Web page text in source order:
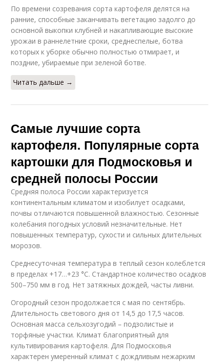
По времени созревания сорта картофеля делятся на
ранние, способные заканчивать вегетацию задолго до
основной выкопки клубней и накапливающие высокие
урожаи в раннелетние сроки, среднеспелые, ботва
которых к уборке обычно полностью отмирает, и
поздние, убираемые при зеленой ботве.
Читать дальше →
Самые лучшие сорта
картофеля. Популярные сорта
картошки для Подмосковья и
средней полосы России
Средняя полоса России характеризуется
континентальным климатом и изобилует осадками,
почвы отличаются повышенной влажностью. Сезонные
колебания погодных условий незначительные. Нет
повышенных температур, сухости и сильных длительных
морозов.
Среднесуточная температура в теплый сезон колеблется
в пределах +17…+23 °C. Стандартное количество осадков
500–750 мм в год. Нет затяжных дождей, часты ливни.
Огородный сезон продолжается с мая по сентябрь.
Длительность светового дня от 14,5 до 17,5 часов.
Основная масса сельхозугодий – подзолистые и
торфяные участки. Климат благоприятный для
культивирования картофеля. Для Подмосковья
характерен умеренный климат с дождливым нежарким